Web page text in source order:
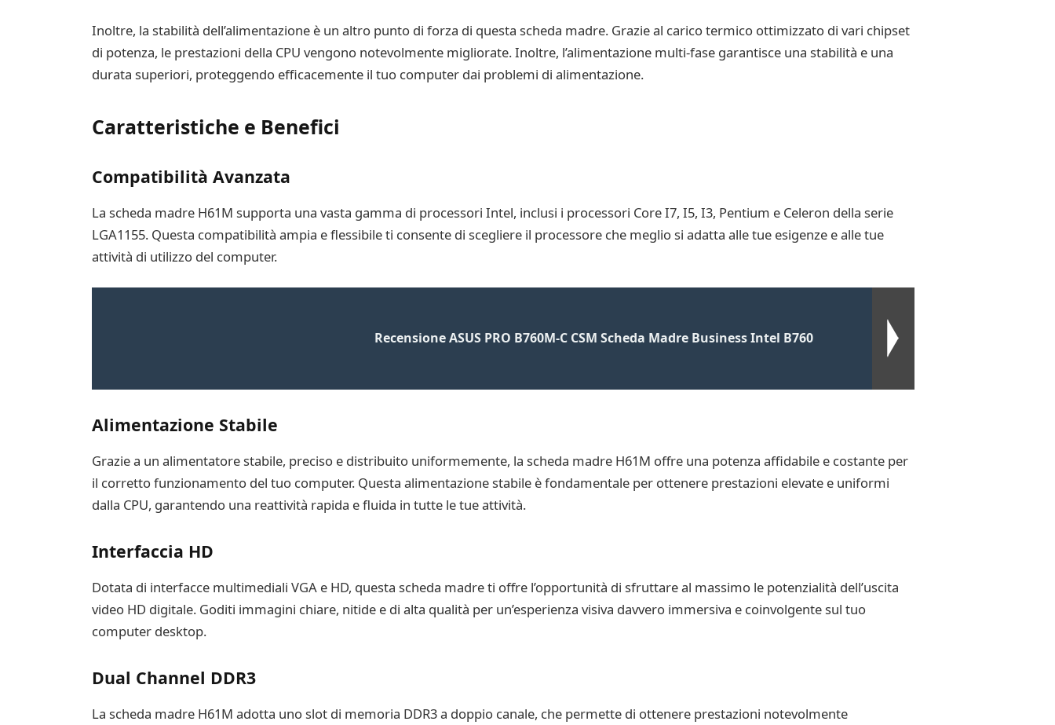
Inoltre, la stabilità dell’alimentazione è un altro punto di forza di questa scheda madre. Grazie al carico termico ottimizzato di vari chipset
di potenza, le prestazioni della CPU vengono notevolmente migliorate. Inoltre, l’alimentazione multi-fase garantisce una stabilità e una
durata superiori, proteggendo efficacemente il tuo computer dai problemi di alimentazione.
Caratteristiche e Benefici
Compatibilità Avanzata
La scheda madre H61M supporta una vasta gamma di processori Intel, inclusi i processori Core I7, I5, I3, Pentium e Celeron della serie
LGA1155. Questa compatibilità ampia e flessibile ti consente di scegliere il processore che meglio si adatta alle tue esigenze e alle tue
attività di utilizzo del computer.
Recensione ASUS PRO B760M-C CSM Scheda Madre Business Intel B760
Alimentazione Stabile
Grazie a un alimentatore stabile, preciso e distribuito uniformemente, la scheda madre H61M offre una potenza affidabile e costante per
il corretto funzionamento del tuo computer. Questa alimentazione stabile è fondamentale per ottenere prestazioni elevate e uniformi
dalla CPU, garantendo una reattività rapida e fluida in tutte le tue attività.
Interfaccia HD
Dotata di interfacce multimediali VGA e HD, questa scheda madre ti offre l’opportunità di sfruttare al massimo le potenzialità dell’uscita
video HD digitale. Goditi immagini chiare, nitide e di alta qualità per un’esperienza visiva davvero immersiva e coinvolgente sul tuo
computer desktop.
Dual Channel DDR3
La scheda madre H61M adotta uno slot di memoria DDR3 a doppio canale, che permette di ottenere prestazioni notevolmente